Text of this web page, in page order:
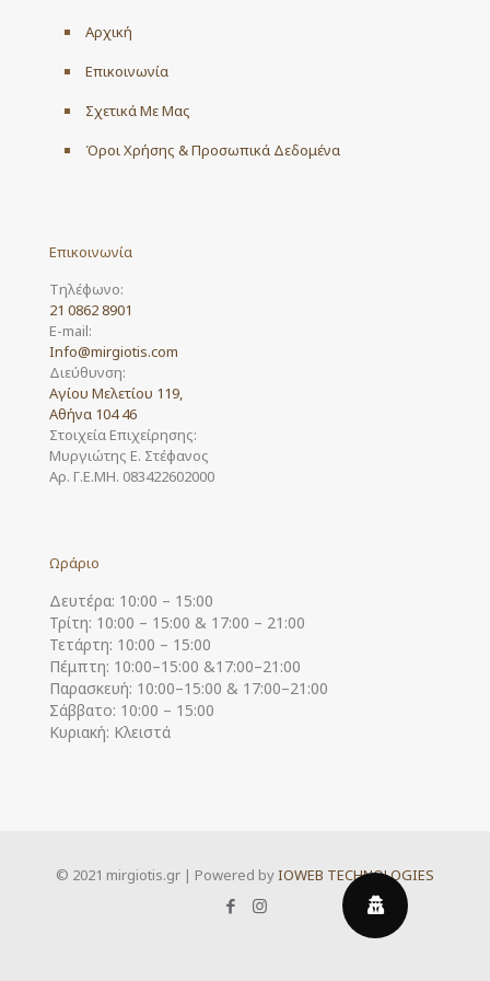
Αρχική
Επικοινωνία
Σχετικά Με Μας
Όροι Χρήσης & Προσωπικά Δεδομένα
Επικοινωνία
Τηλέφωνο:
21 0862 8901
E-mail:
Info@mirgiotis.com
Διεύθυνση:
Αγίου Μελετίου 119,
Αθήνα 104 46
Στοιχεία Επιχείρησης:
Μυργιώτης Ε. Στέφανος
Αρ. Γ.Ε.ΜΗ. 083422602000
Ωράριο
Δευτέρα: 10:00 – 15:00
Τρίτη: 10:00 – 15:00 & 17:00 – 21:00
Τετάρτη: 10:00 – 15:00
Πέμπτη: 10:00–15:00 &17:00–21:00
Παρασκευή: 10:00–15:00 & 17:00–21:00
Σάββατο: 10:00 – 15:00
Κυριακή: Κλειστά
© 2021 mirgiotis.gr | Powered byIOWEB TECHNOLOGIES